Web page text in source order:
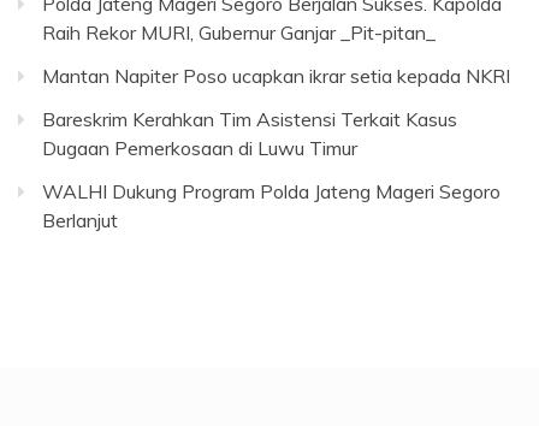
Raih Rekor MURI, Gubernur Ganjar _Pit-pitan_
Mantan Napiter Poso ucapkan ikrar setia kepada NKRI
Bareskrim Kerahkan Tim Asistensi Terkait Kasus
Dugaan Pemerkosaan di Luwu Timur
WALHI Dukung Program Polda Jateng Mageri Segoro
Berlanjut